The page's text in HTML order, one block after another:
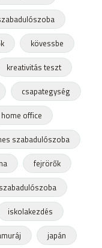
kövessbe
kreativitás teszt
csapategység
home office
szabadulószoba
fejrörők
iskolakezdés
japán